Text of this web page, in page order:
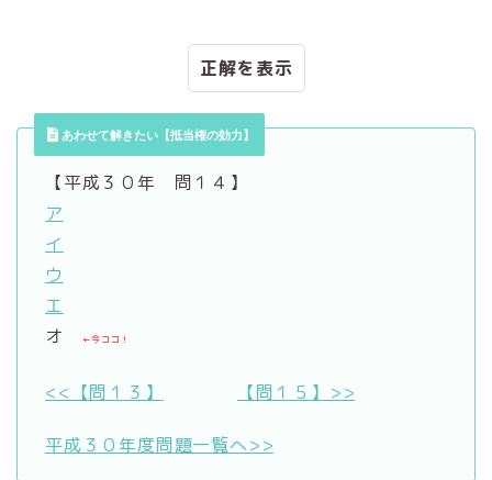
正解
あわせて解きたい【抵当権の効力】
【平成３０年 問１４】
ア
イ
ウ
エ
オ
←今ココ！
<<【問１３】 【問１５】>>
平成３０年度問題一覧へ>>